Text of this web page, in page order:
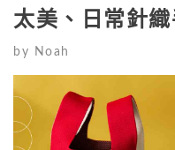
太美、日常針
by Noah